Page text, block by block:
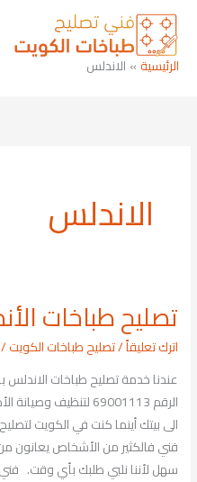
تخطي
المحتوى
الرئيسية الاندلس
الاندلس
تصليح طباخات الأندلس
اترك تعليقاً/تصليح طباخات الكويت/
عندنا خدمة تصليح طباخات الاندلس
الرقم 69001113
الى بيتك أينما كنت في الكويت
فني فالكثير من الأشخاص يعانون
سهل لأننا نلبي طلبك بأي وقت.
تصليح
طباخات
الأندلس
69001113